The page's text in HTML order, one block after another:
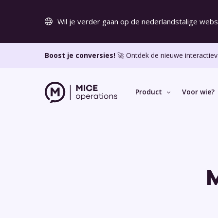
Wil je verder gaan op de nederlandstalige
Boost je conversies! 🚀 Ontdek de nieuwe
Product Voor wie?